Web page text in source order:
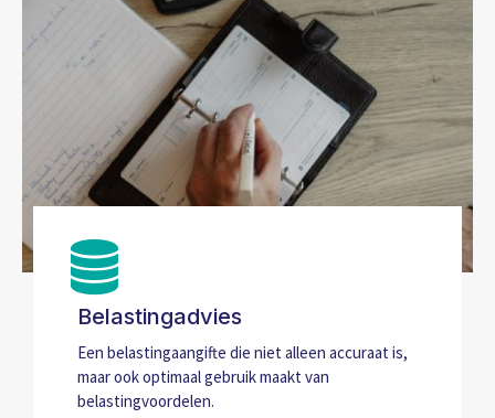
Belastingadvies
Een belastingaangifte die niet alleen accuraat is,
maar ook optimaal gebruik maakt van
belastingvoordelen.